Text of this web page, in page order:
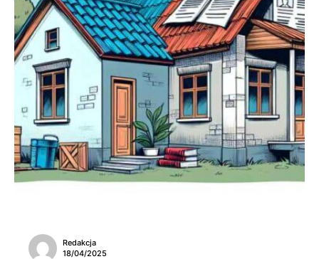
Redakcja
18/04/2025